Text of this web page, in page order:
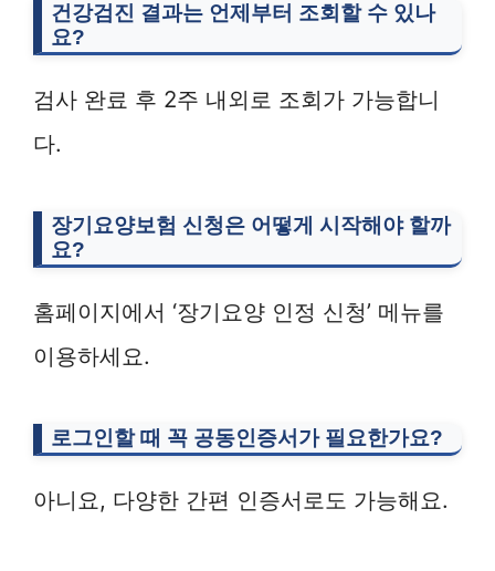
건강검진 결과는 언제부터 조회할 수 있나
요?
검사 완료 후 2주 내외로 조회가 가능합니
다.
장기요양보험 신청은 어떻게 시작해야 할까
요?
홈페이지에서 ‘장기요양 인정 신청’ 메뉴를
이용하세요.
로그인할 때 꼭 공동인증서가 필요한가요?
아니요, 다양한 간편 인증서로도 가능해요.